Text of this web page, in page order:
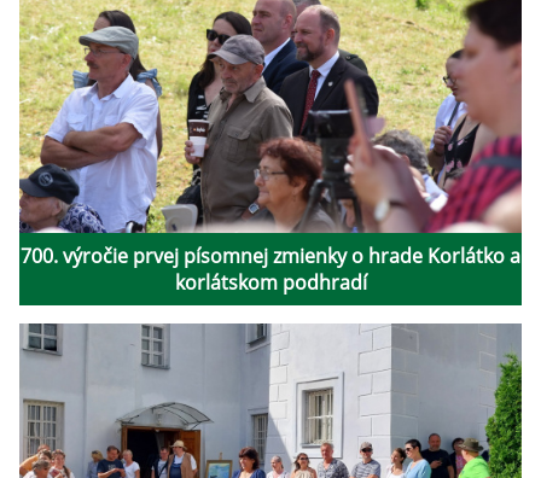
700. výročie prvej písomnej zmienky o hrade Korlátko a
korlátskom podhradí